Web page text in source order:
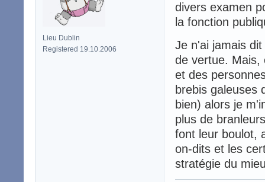
Lieu Dublin
Registered 19.10.2006
divers examen
la fonction
Je n'ai jamais
de vertue. Mais,
et des
brebis galeuses
bien) alors je
plus de
font leur boulot,
on-dits et les
stratégie du